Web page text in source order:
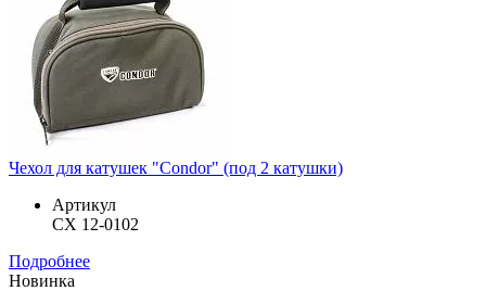
Чехол для катушек "Condor" (под 2 катушки)
Артикул
CX 12-0102
Подробнее
Новинка